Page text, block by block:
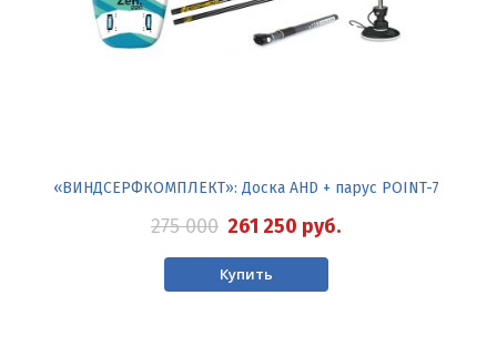
«ВИНДСЕРФКОМПЛЕКТ»: Доска AHD + парус POINT-7
275 000 261 250 руб.
Купить